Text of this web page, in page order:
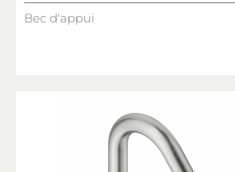
Bec d'appui